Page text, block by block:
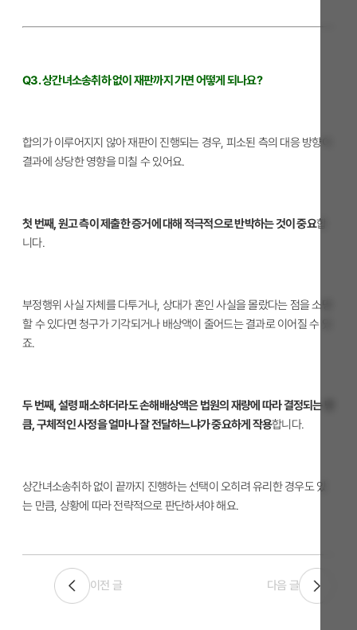
Q3. 상간녀소송취하 없이 재판까지 가면 어떻게 되나요?
합의가 이루어지지 않아 재판이 진행되는 경우, 피소된 측의 대응 방향이
결과에 상당한 영향을 미칠 수 있어요.
첫 번째, 원고 측이 제출한 증거에 대해 적극적으로 반박하는 것이 중요합
니다.
부정행위 사실 자체를 다투거나, 상대가 혼인 사실을 몰랐다는 점을 소명
할 수 있다면 청구가 기각되거나 배상액이 줄어드는 결과로 이어질 수 있
죠.
두 번째, 설령 패소하더라도 손해배상액은 법원의 재량에 따라 결정되는 만
큼, 구체적인 사정을 얼마나 잘 전달하느냐가 중요하게 작용합니다.
상간녀소송취하 없이 끝까지 진행하는 선택이 오히려 유리한 경우도 있
는 만큼, 상황에 따라 전략적으로 판단하셔야 해요.
이전 글 다음 글